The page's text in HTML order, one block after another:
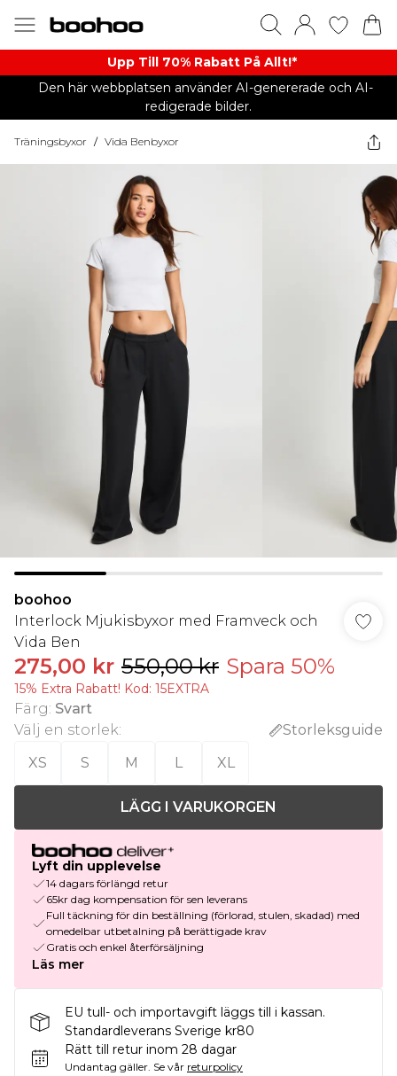
Upp Till 70% Rabatt På Allt!*
Den här webbplatsen använder AI-genererade och AI-
redigerade bilder.
Träningsbyxor / Vida Benbyxor
boohoo
Interlock Mjukisbyxor med Framveck och
Vida Ben
275,00 kr 550,00 kr Spara 50%
15% Extra Rabatt! Kod: 15EXTRA
Färg: Svart
Välj en storlek:
Storleksguide
XS
S M L XL
LÄGG I VARUKORGEN
Lyft din upplevelse
14 dagars förlängd retur
65kr dag kompensation för sen leverans
Full täckning för din beställning (förlorad, stulen, skadad) med
omedelbar utbetalning på berättigade krav
Gratis och enkel återförsäljning
Läs mer
EU tull- och importavgift läggs till i kassan.
Standardleverans Sverige kr80
Rätt till retur inom 28 dagar
Undantag gäller. Se vår returpolicy